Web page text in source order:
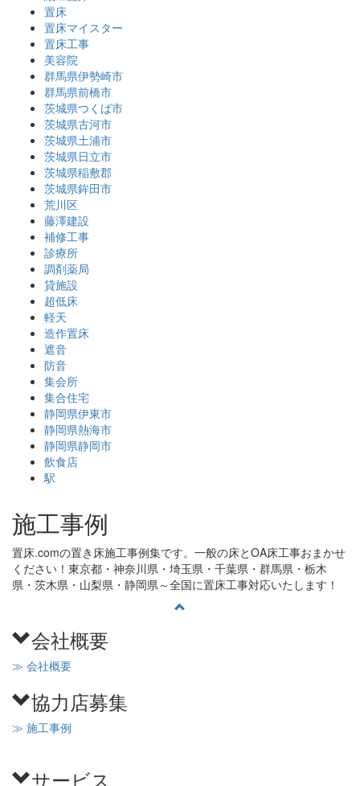
置床
置床マイスター
置床工事
美容院
群馬県伊勢崎市
群馬県前橋市
茨城県つくば市
茨城県古河市
茨城県土浦市
茨城県日立市
茨城県稲敷郡
茨城県鉾田市
荒川区
藤澤建設
補修工事
診療所
調剤薬局
貸施設
超低床
軽天
造作置床
遮音
防音
集会所
集合住宅
静岡県伊東市
静岡県熱海市
静岡県静岡市
飲食店
駅
施工事例
置床.comの置き床施工事例集です。一般の床とOA床工事おまかせ
ください！東京都・神奈川県・埼玉県・千葉県・群馬県・栃木
県・茨木県・山梨県・静岡県～全国に置床工事対応いたします！
会社概要
≫ 会社概要
協力店募集
≫ 施工事例
サービス